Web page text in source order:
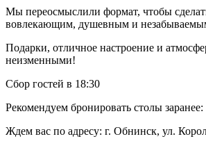
Мы переосмыслили формат, чтобы
вовлекающим, душевным и
Подарки, отличное настроение и
неизменными!
Сбор гостей в 18:30
Рекомендуем бронировать столы заранее:
Ждем вас по адресу: г. Обнинск, ул.